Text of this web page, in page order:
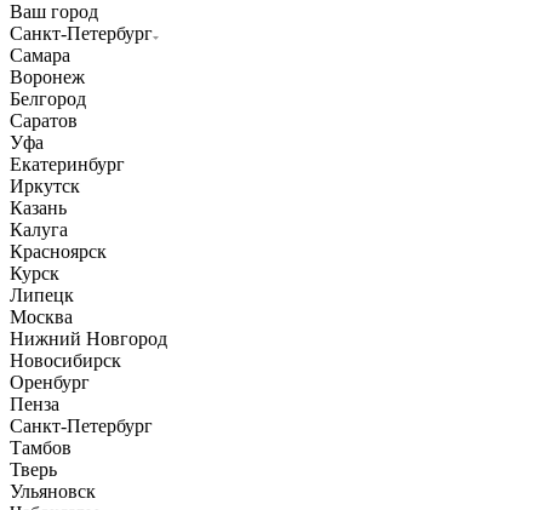
Ваш город
Санкт-Петербург
Самара
Воронеж
Белгород
Саратов
Уфа
Екатеринбург
Иркутск
Казань
Калуга
Красноярск
Курск
Липецк
Москва
Нижний Новгород
Новосибирск
Оренбург
Пенза
Санкт-Петербург
Тамбов
Тверь
Ульяновск